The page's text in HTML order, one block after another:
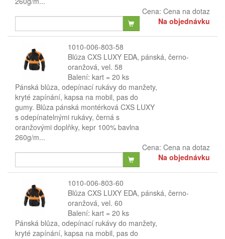
Cena: Cena na dotaz
Na objednávku
1010-006-803-58
Blůza CXS LUXY EDA, pánská, černo-
oranžová, vel. 58
Balení: kart = 20 ks
Pánská blůza, odepínací rukávy do manžety,
kryté zapínání, kapsa na mobil, pas do
gumy. Blůza pánská montérková CXS LUXY
s odepínatelnými rukávy, černá s
oranžovými doplňky, kepr 100% bavlna
260g/m...
Cena: Cena na dotaz
Na objednávku
1010-006-803-60
Blůza CXS LUXY EDA, pánská, černo-
oranžová, vel. 60
Balení: kart = 20 ks
Pánská blůza, odepínací rukávy do manžety,
kryté zapínání, kapsa na mobil, pas do